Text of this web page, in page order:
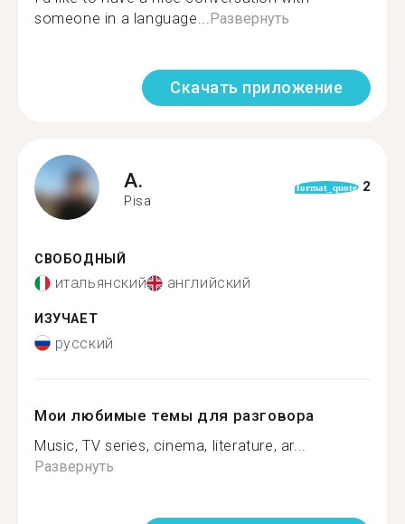
someone in a language... Развернуть
Скачать приложение
A.
Pisa
format_quote 2
СВОБОДНЫЙ
итальянский английский
ИЗУЧАЕТ
русский
Мои любимые темы для разговора
Music, TV series, cinema, literature, ar...
Развернуть